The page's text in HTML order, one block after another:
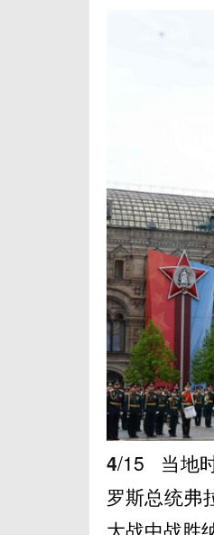
4/15
当地
罗斯总统弗
大战中战胜